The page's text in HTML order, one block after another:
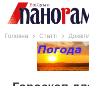
Головна Статті